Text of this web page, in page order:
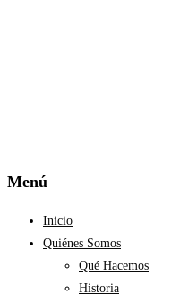
Menú
Inicio
Quiénes Somos
Qué Hacemos
Historia